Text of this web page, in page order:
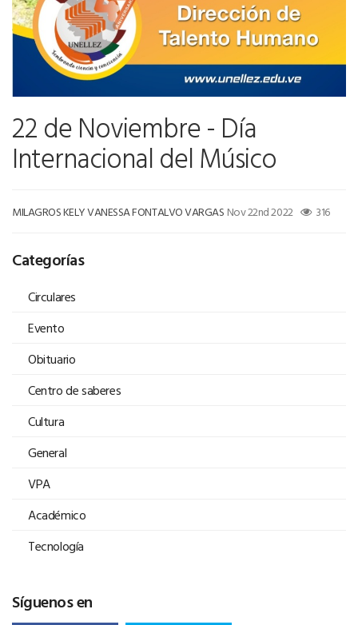
22 de Noviembre - Día
Internacional del Músico
MILAGROS KELY VANESSA FONTALVO VARGAS Nov 22nd 2022 316
Categorías
Circulares
Evento
Obituario
Centro de saberes
Cultura
General
VPA
Académico
Tecnología
Síguenos en